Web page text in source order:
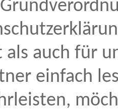
auch für
einfach